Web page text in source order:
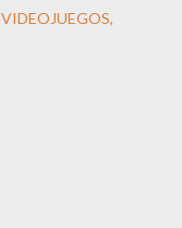
VIDEOJUEGOS